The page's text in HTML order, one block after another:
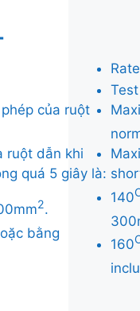
của ruột
ruột dẫn khi
quá 5 giây là:
2.
bằng
140
160